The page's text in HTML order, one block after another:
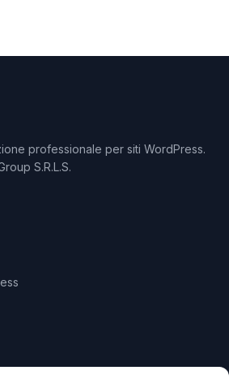
professionale per siti WordPress.
S.R.L.S.